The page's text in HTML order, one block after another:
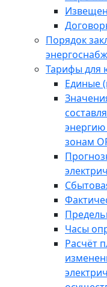
Порядок
Тарифы для
Единые
зонам
Часы
Расчёт